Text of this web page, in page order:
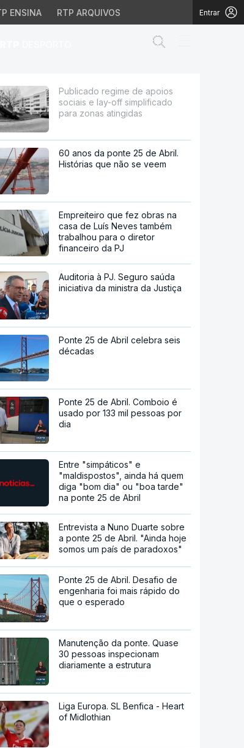
ENSINA RTP ARQUIVOS Entrar
para
Publicado regime de apoios
sociais e lay-off simplificado
para zonas atingidas
60 anos da ponte 25 de Abril.
Histórias que não se veem
Empreiteiro que fez obras na
casa de Luís Neves também
trabalhou para o diretor
financeiro da PJ
Auditoria à PJ. Seguro saúda
iniciativa da ministra da Justiça
Ponte 25 de Abril celebra seis
décadas
Ponte 25 de Abril. Comboio é
usado por 133 mil pessoas por
dia
Entre "simpáticos" e
"maldispostos", ainda há quem
diga "bom dia" ou "boa tarde"
na ponte 25 de Abril
Entrevista a Nuno Duarte sobre
a ponte 25 de Abril. "Ainda hoje
somos um país de paradoxos"
Ponte 25 de Abril. Desafio de
engenharia foi mais rápido do
que o esperado
Manutenção da ponte. Quase
30 pessoas inspecionam
diariamente a estrutura
Liga Europa. SL Benfica - Heart
of Midlothian